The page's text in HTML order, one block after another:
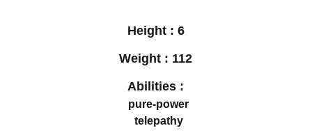
Height : 6
Weight : 112
Abilities :
pure-power
telepathy